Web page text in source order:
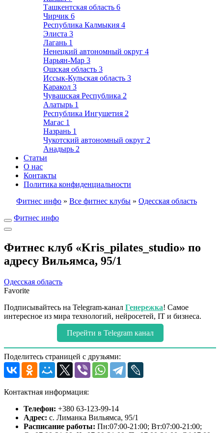
Ташкентская область 6
Чирчик 6
Республика Калмыкия 4
Элиста 3
Лагань 1
Ненецкий автономный округ 4
Нарьян-Мар 3
Ошская область 3
Иссык-Кульская область 3
Каракол 3
Чувашская Республика 2
Алатырь 1
Республика Ингушетия 2
Магас 1
Назрань 1
Чукотский автономный округ 2
Анадырь 2
Статьи
О нас
Контакты
Политика конфиденциальности
Фитнес инфо » Все фитнес клубы » Одесская область
Фитнес инфо
Фитнес клуб «Kris_pilates_studio» по
адресу Вильямса, 95/1
Одесская область
Favorite
Подписывайтесь на Telegram-канал Генережка! Самое
интересное из мира технологий, нейросетей, IT и бизнеса.
Перейти в Telegram канал
Поделитесь страницей с друзьями:
Контактная информация:
Телефон: +380 63-123-99-14
Адрес: с. Лиманка Вильямса, 95/1
Расписание работы: Пн:07:00-21:00; Вт:07:00-21:00;